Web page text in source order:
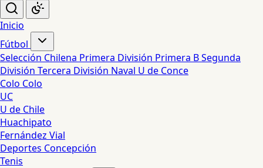
Inicio
Fútbol
Selección Chilena Primera División Primera BSegunda
División Tercera División Naval U de Conce
Colo Colo
UC
U de Chile
Huachipato
Fernández Vial
Deportes Concepción
Tenis